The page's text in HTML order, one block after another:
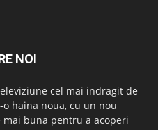
NOI
cel mai indragit de
haina noua, cu un nou
buna pentru a acoperi